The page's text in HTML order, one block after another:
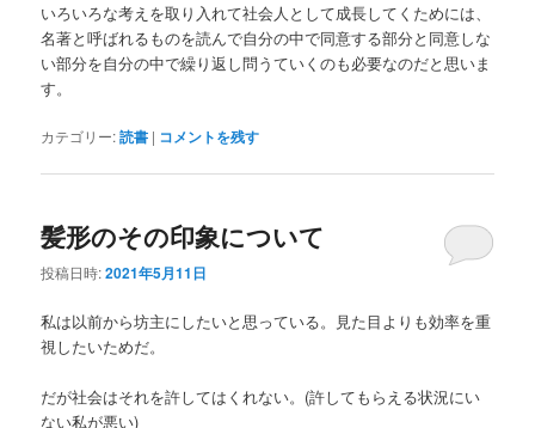
いろいろな考えを取り入れて社会人として成長してくためには、
名著と呼ばれるものを読んで自分の中で同意する部分と同意しな
い部分を自分の中で繰り返し問うていくのも必要なのだと思いま
す。
カテゴリー:読書 | コメントを残す
髪形のその印象について
投稿日時:2021年5月11日
私は以前から坊主にしたいと思っている。見た目よりも効率を重
視したいためだ。
だが社会はそれを許してはくれない。(許してもらえる状況にい
ない私が悪い)